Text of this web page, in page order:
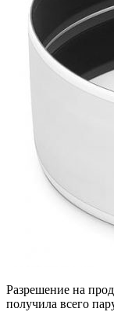
Разрешение на
получила всего